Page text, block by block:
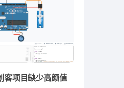
客项目缺少高颜值